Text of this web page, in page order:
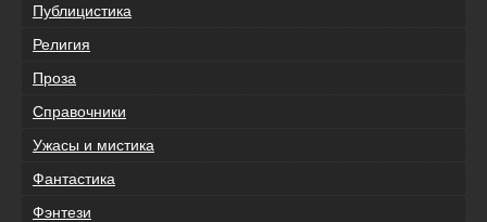
Публицистика
Религия
Проза
Справочники
Ужасы и мистика
Фантастика
Фэнтези